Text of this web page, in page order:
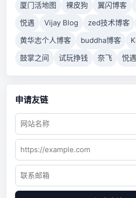
厦门活地图
裸皮狗 翼闪博客
悦遇
Vijay Blog zed技术博客
黄华志个人博客
buddha博客
鼓掌之间
试玩挣钱 奈飞 悦
申请友链